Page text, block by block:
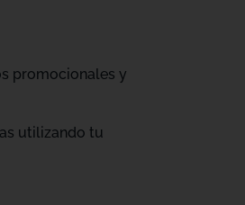
promocionales y
utilizando tu